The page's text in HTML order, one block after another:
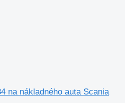
na nákladného auta Scania